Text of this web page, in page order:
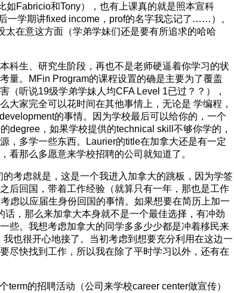
如Fabricio和Tony），也有上课真的就是照本宣科
一学期讲fixed income，prof的名字我忘记了……）。
太在意这方面（学弟学妹们还是要有所追求的哈哈
科生、研究生阶段，再也不是老师硬逼着你学习的状
量。MFin Program的课程设置的确是主要为了覆盖
（听说19级学弟学妹人均CFA Level 1已过？？），
大家完全可以花时间在其他事情上，无论是 学编程，
的事情。因为学校最后可以给你的，一个
degree，如果学校提供的technical skill不够你学的，
，多学一些东西。Laurier的title在加拿大还是有一定
那么多愿意来学校招聘的公司就知道了。
考虑就是，这是一个我进入加拿大的跳板，因为学签
后回国，带着工作经验（就算只有一年，那也是工作
虑以应届生身份回国的事情。如果想要在简历上加一
，那么来加拿大本身就不是一个最佳选择，有冲劲
些。我想考虑加拿大的同学多多少少都是冲着移民来
也很开心地接了。当初考虑到想要充分利用在这边一
尽快找到工作，所以我在除了平时学习以外，还有在
term的招聘活动（公司来学校career center做宣传）